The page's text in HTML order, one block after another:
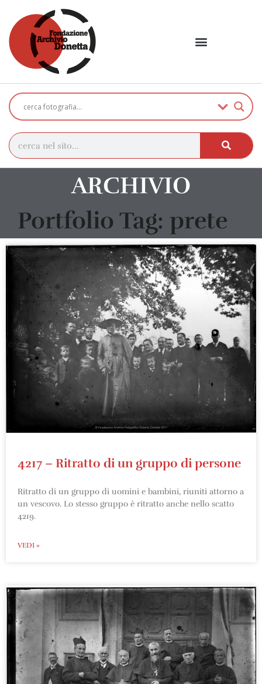
ARCHIVIO
Portfolio Tag: prete
4217 – Ritratto di un gruppo di persone
Ritratto di un gruppo di uomini e bambini, riuniti attorno a
un vescovo. Lo stesso gruppo è ritratto anche nello scatto
4219.
VEDI »